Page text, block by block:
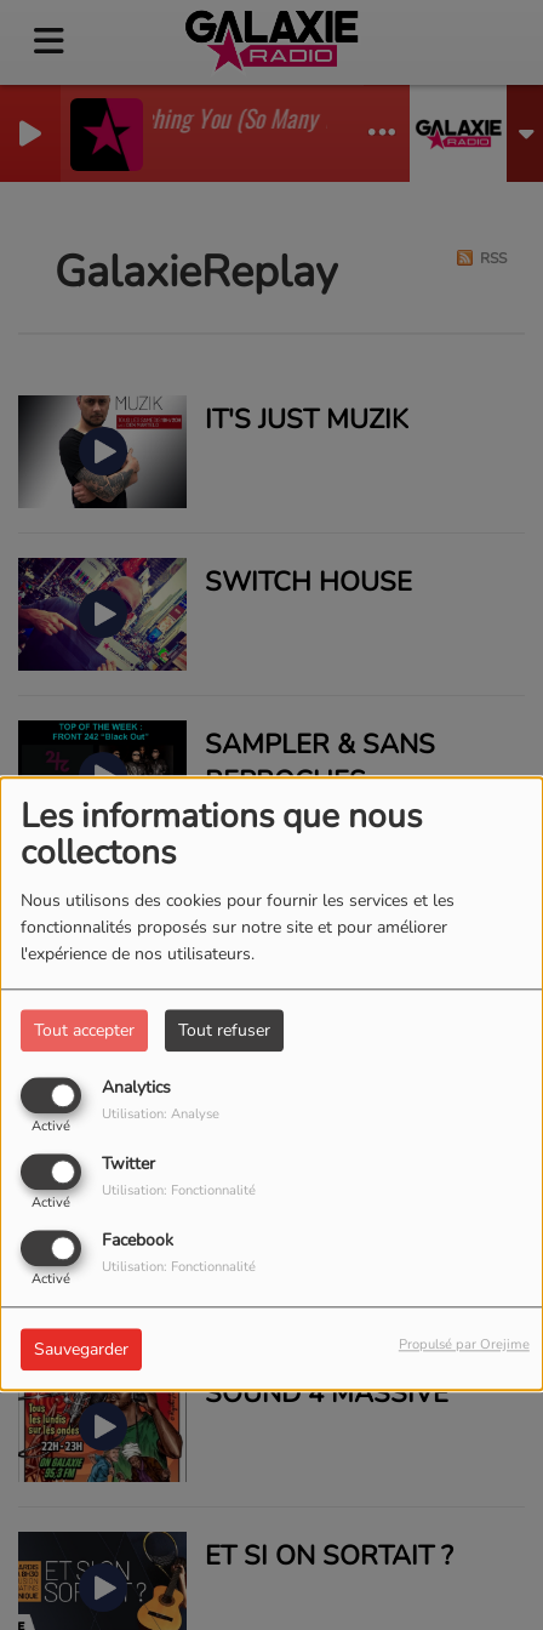
Les informations que nous
collectons
Nous utilisons des cookies pour fournir les services et les
fonctionnalités proposés sur notre site et pour améliorer
l'expérience de nos utilisateurs.
Tout accepter Tout refuser
Analytics
Activé
Utilisation: Analyse
Twitter
Activé
Utilisation: Fonctionnalité
Facebook
Activé
Utilisation: Fonctionnalité
Sauvegarder Propulsé par Orejime
I'm Watching You (So Many Times) (Sean Finn Remix)
GADJO
GalaxieReplay RSS
IT'S JUST MUZIK
SWITCH HOUSE
SAMPLER & SANS
REPROCHES
HOUSE STATION
SOUND 4 MASSIVE
ET SI ON SORTAIT ?